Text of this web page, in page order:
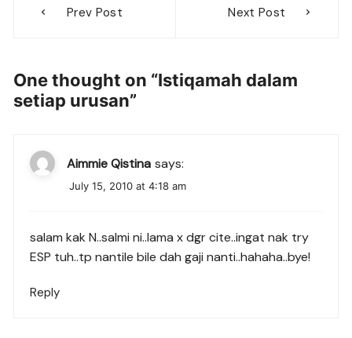
navigation
Prev Post Next Post
One thought on “Istiqamah dalam
setiap urusan”
Aimmie Qistina says:
July 15, 2010 at 4:18 am
salam kak N..salmi ni..lama x dgr cite..ingat nak try
ESP tuh..tp nantile bile dah gaji nanti..hahaha..bye!
Reply